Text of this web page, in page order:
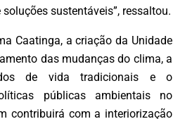
sustentáveis”, ressaltou.
Caatinga, a criação da Unidade
das mudanças do clima, a
de vida tradicionais e o
públicas ambientais no
contribuirá com a interiorização